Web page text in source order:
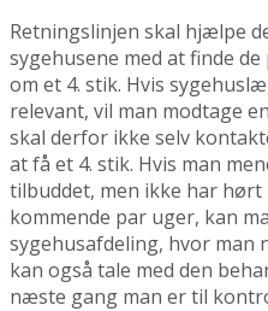
Retningslinjen skal hjælpe
sygehusene med at finde
om et 4. stik. Hvis
relevant, vil man modtage
skal derfor ikke selv
at få et 4. stik. Hvis man
tilbuddet, men ikke har
kommende par uger, kan
sygehusafdeling, hvor man
kan også tale med den
næste gang man er til